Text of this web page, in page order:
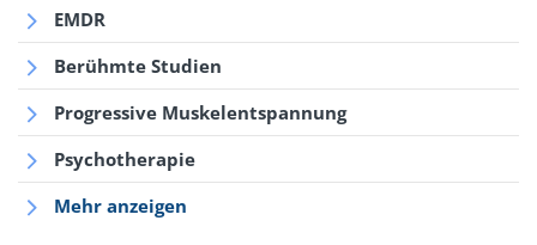
2007
Wiesenauer, M.: Quickfinder Homöopathie, Gräfe und
Unzer, München 2018
EMDR
Berühmte Studien
Progressive Muskelentspannung
Psychotherapie
Mehr anzeigen